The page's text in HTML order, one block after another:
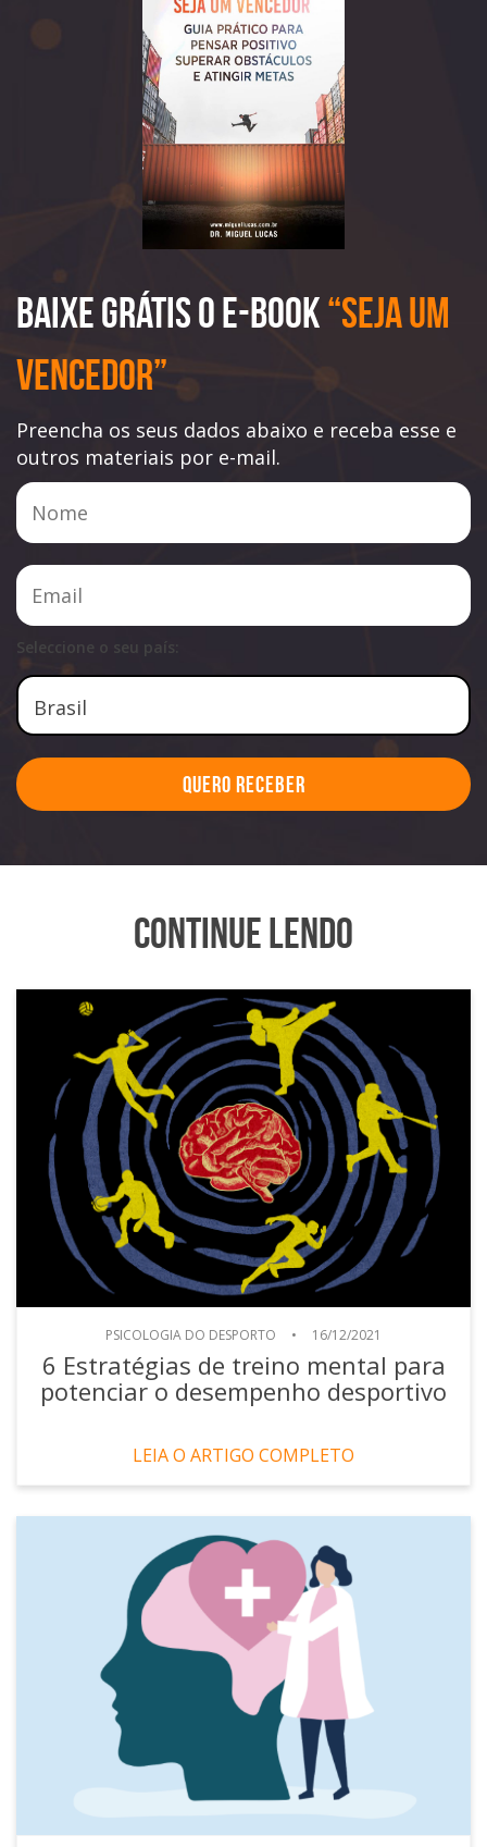
Baixe Grátis o e-book“Seja Um
Vencedor”
Preencha os seus dados abaixo e receba esse e
outros materiais por e-mail.
Seleccione o seu país:
Quero Receber
Continue Lendo
PSICOLOGIA DO DESPORTO • 16/12/2021
6 Estratégias de treino mental para
potenciar o desempenho desportivo
LEIA O ARTIGO COMPLETO